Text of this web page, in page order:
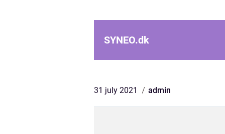
SYNEO.dk
31 july 2021 admin